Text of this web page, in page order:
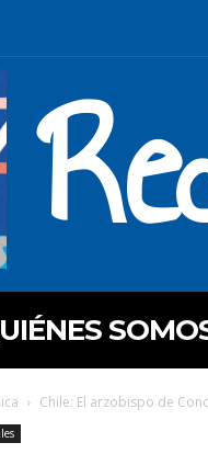
Chile: El arzobispo de